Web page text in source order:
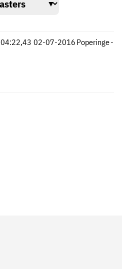
Poperinge
04:22,43 -
02-07-2016